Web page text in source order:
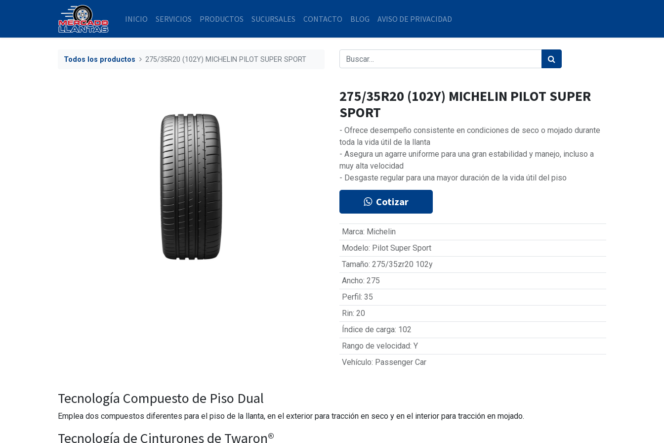
INICIO SERVICIOS PRODUCTOS SUCURSALES CONTACTO BLOG AVISO DE PRIVACIDAD
Todos los productos 275/35R20 (102Y) MICHELIN PILOT SUPER SPORT
275/35R20 (102Y) MICHELIN PILOT SUPER
SPORT
- Ofrece desempeño consistente en condiciones de seco o mojado durante
toda la vida útil de la llanta
- Asegura un agarre uniforme para una gran estabilidad y manejo, incluso a
muy alta velocidad
- Desgaste regular para una mayor duración de la vida útil del piso
Cotizar
Marca: Michelin
Modelo: Pilot Super Sport
Tamaño: 275/35zr20 102y
Ancho: 275
Perfil: 35
Rin: 20
Índice de carga: 102
Rango de velocidad: Y
Vehículo: Passenger Car
Tecnología Compuesto de Piso Dual
Emplea dos compuestos diferentes para el piso de la llanta, en el exterior para tracción en seco y en el interior para tracción en mojado.
Tecnología de Cinturones de Twaron®